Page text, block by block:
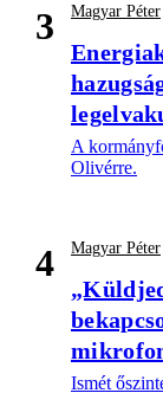
3 Magyar Péter
A
Olivérre.
4 Magyar Péter
Ismét